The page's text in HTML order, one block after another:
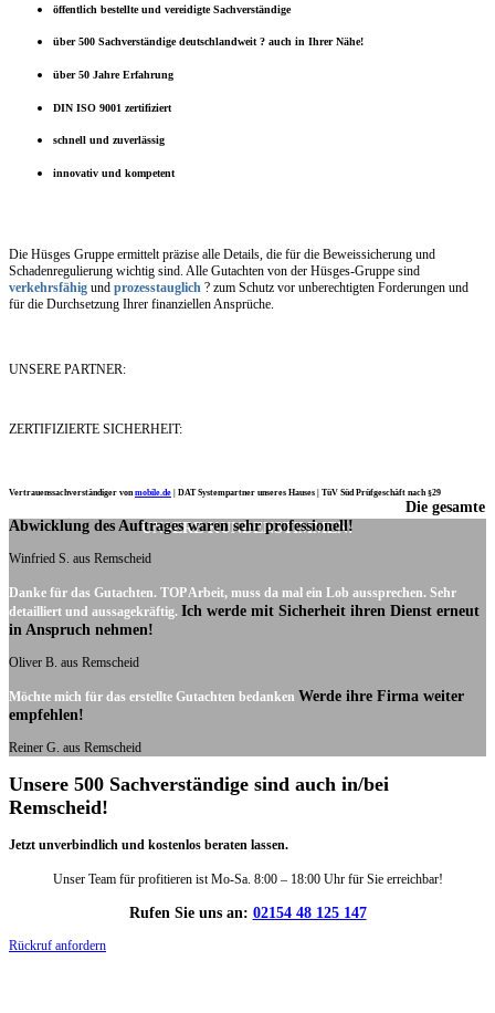
öffentlich bestellte und vereidigte Sachverständige
über 500 Sachverständige deutschlandweit ? auch in Ihrer Nähe!
über 50 Jahre Erfahrung
DIN ISO 9001 zertifiziert
schnell und zuverlässig
innovativ und kompetent
Die Hüsges Gruppe ermittelt präzise alle Details, die für die Beweissicherung und
Schadenregulierung wichtig sind. Alle Gutachten von der Hüsges-Gruppe sind
verkehrsfähig und prozesstauglich ? zum Schutz vor unberechtigten Forderungen und
für die Durchsetzung Ihrer finanziellen Ansprüche.
UNSERE PARTNER:
ZERTIFIZIERTE SICHERHEIT:
Vertrauenssachverständiger vonmobile.de DAT Systempartner unseres Hauses | TüV Süd Prüfgeschäft nach §29
UNSERE KUNDENSTIMMEN:
Die gesamte
Abwicklung des Auftrages waren sehr professionell!
Winfried S. aus Remscheid
Danke für das Gutachten. TOP Arbeit, muss da mal ein Lob aussprechen. Sehr
detailliert und aussagekräftig. Ich werde mit Sicherheit ihren Dienst erneut
in Anspruch nehmen!
Oliver B. aus Remscheid
Möchte mich für das erstellte Gutachten bedanken Werde ihre Firma weiter
empfehlen!
Reiner G. aus Remscheid
Unsere 500 Sachverständige sind auch in/bei
Remscheid!
Jetzt unverbindlich und kostenlos beraten lassen.
Unser Team für profitieren ist Mo-Sa. 8:00 – 18:00 Uhr für Sie erreichbar!
Rufen Sie uns an: 02154 48 125 147
Rückruf anfordern